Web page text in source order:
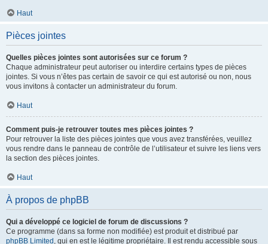
Haut
Pièces jointes
Quelles pièces jointes sont autorisées sur ce forum ?
Chaque administrateur peut autoriser ou interdire certains types de pièces
jointes. Si vous n’êtes pas certain de savoir ce qui est autorisé ou non, nous
vous invitons à contacter un administrateur du forum.
Haut
Comment puis-je retrouver toutes mes pièces jointes ?
Pour retrouver la liste des pièces jointes que vous avez transférées, veuillez
vous rendre dans le panneau de contrôle de l’utilisateur et suivre les liens vers
la section des pièces jointes.
Haut
À propos de phpBB
Qui a développé ce logiciel de forum de discussions ?
Ce programme (dans sa forme non modifiée) est produit et distribué par
phpBB Limited , qui en est le légitime propriétaire. Il est rendu accessible sous